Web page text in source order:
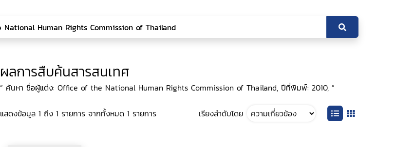
ผลการสืบค้นสารสนเทศ
“ ค้นหา ชื่อผู้แต่ง: Office of the National Human Rights Commission of Thailand, ปีที่พิมพ์: 2010, ”
แสดงข้อมูล 1 ถึง 1 รายการ จากทั้งหมด 1 รายการ เรียงลำดับโดย